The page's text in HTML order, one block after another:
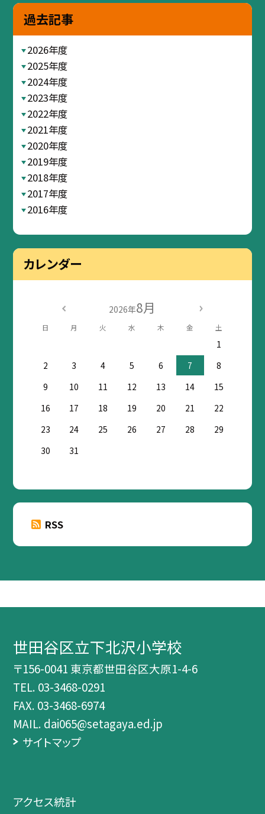
過去記事
2026年度
2025年度
2024年度
2023年度
2022年度
2021年度
2020年度
2019年度
2018年度
2017年度
2016年度
カレンダー
2026年8月
日 月 火 水 木 金 土
1
2
3 4 5 6 7
8
9
10 11 12 13 14
15
16
17 18 19 20 21
22
23
24 25 26 27 28
29
30
31
RSS
世田谷区立下北沢小学校
〒156-0041 東京都世田谷区大原1-4-6
TEL. 03-3468-0291
FAX. 03-3468-6974
MAIL. dai065@setagaya.ed.jp
サイトマップ
アクセス統計